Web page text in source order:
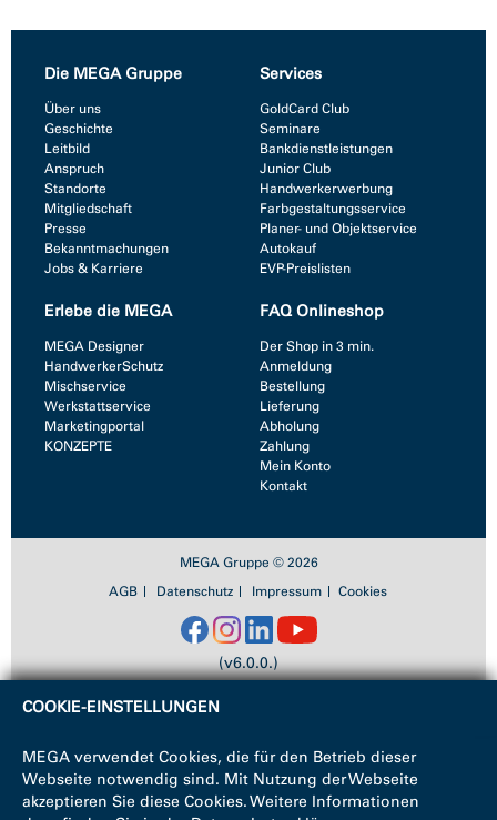
Die MEGA Gruppe
Über uns
Geschichte
Leitbild
Anspruch
Standorte
Mitgliedschaft
Presse
Bekanntmachungen
Jobs & Karriere
Services
GoldCard Club
Seminare
Bankdienstleistungen
Junior Club
Handwerkerwerbung
Farbgestaltungsservice
Planer- und Objektservice
Autokauf
EVP-Preislisten
Erlebe die MEGA
MEGA Designer
HandwerkerSchutz
Mischservice
Werkstattservice
Marketingportal
KONZEPTE
FAQ Onlineshop
Der Shop in 3 min.
Anmeldung
Bestellung
Lieferung
Abholung
Zahlung
Mein Konto
Kontakt
MEGA Gruppe © 2026
AGB
Datenschutz Impressum Cookies
(v6.0.0.)
COOKIE-EINSTELLUNGEN
MEGA verwendet Cookies, die für den Betrieb dieser
Webseite notwendig sind. Mit Nutzung der Webseite
akzeptieren Sie diese Cookies. Weitere Informationen